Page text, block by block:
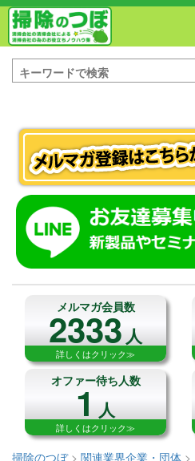
メルマガ会員数
2333人
詳しくはクリック≫
オファー待ち人数
1人
詳しくはクリック≫
掃除のつぼ> 関連業界企業・団体 >